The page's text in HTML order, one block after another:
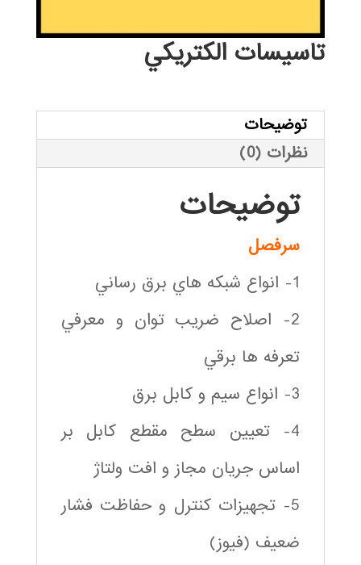
تاسيسات الكتريكي
توضیحات
نظرات (0)
توضیحات
سرفصل
1- انواع شبكه هاي برق رساني
2- اصلاح ضريب توان و معرفي
تعرفه ها برقي
3- انواع سيم و كابل برق
4- تعيين سطح مقطع كابل بر
اساس جريان مجاز و افت ولتاژ
5- تجهيزات كنترل و حفاظت فشار
ضعيف (فيوز)